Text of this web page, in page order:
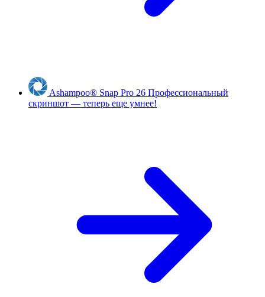
Ashampoo® Snap Pro 26 Профессиональный
скриншот — теперь еще умнее!